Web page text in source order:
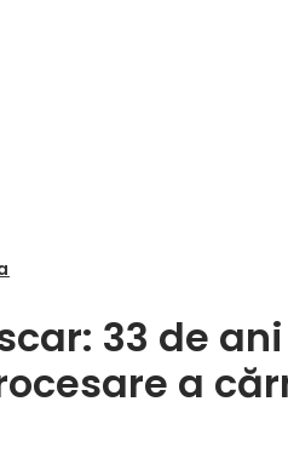
33 de
a